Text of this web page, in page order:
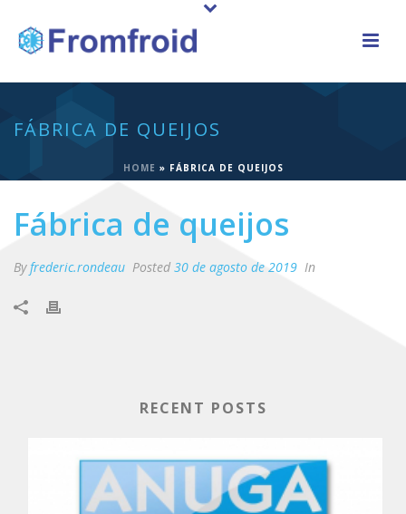
FÁBRICA DE QUEIJOS
HOME » FÁBRICA DE QUEIJOS
Fábrica de queijos
Byfrederic.rondeau Posted 30 de agosto de 2019 In
RECENT POSTS